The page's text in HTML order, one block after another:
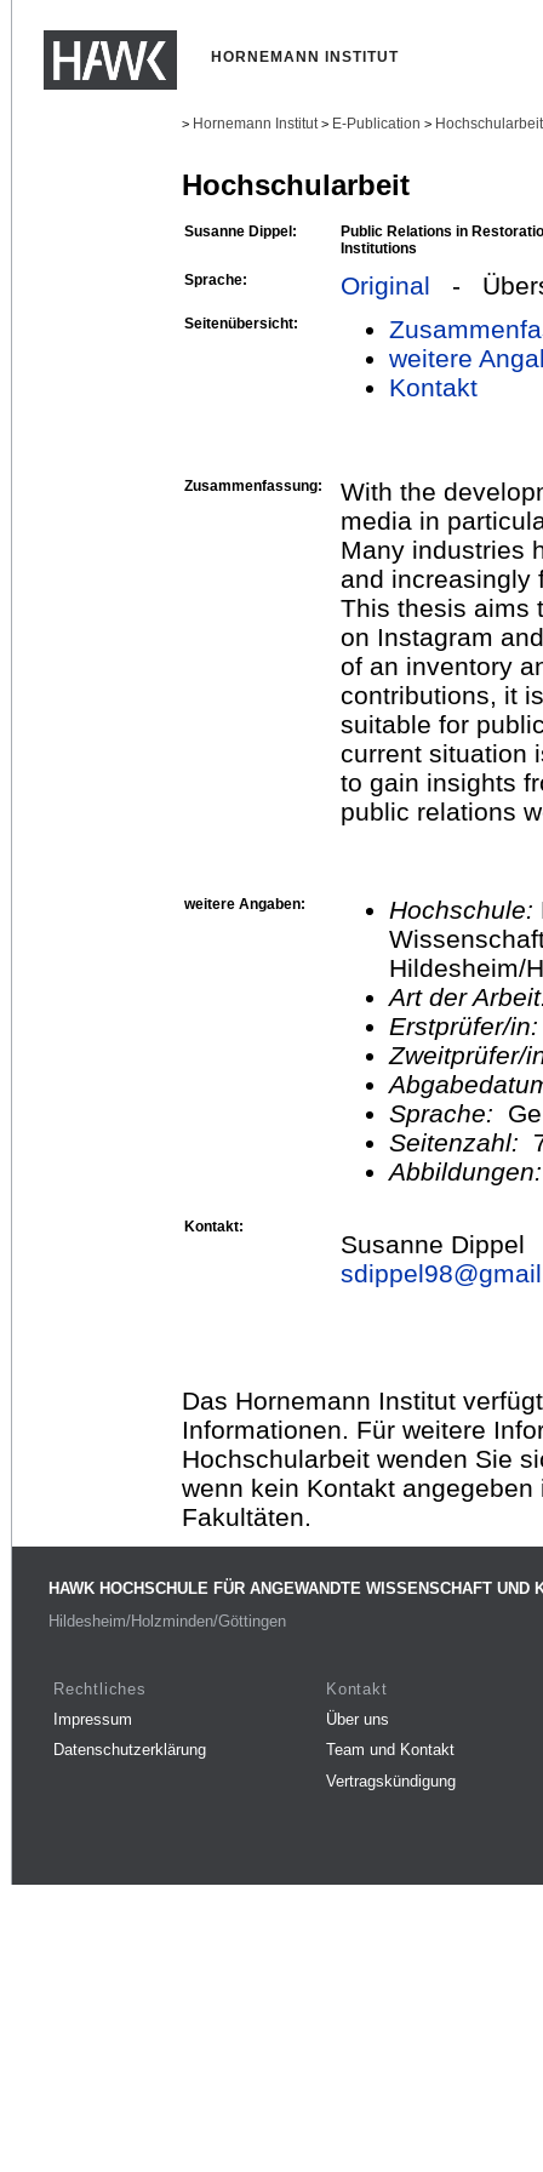
HORNEMANN INSTITUT
> Hornemann Institut > E-Publication >
Hochschularbeit
Susanne Dippel:
Public Relations in
Institutions
Sprache:
Original -
Seitenübersicht:
weitere
Kontakt
Zusammenfassung:
With the
media in
Many industries
and increasingly
This thesis aims
on Instagram
of an inventory
contributions, it
suitable for
current situation
to gain insights
public relations
weitere Angaben: Hochschule:
Hildesheim/
Art der
Erstprüfer/
Sprache:
Seitenzahl:
Kontakt:
Susanne Dippel
sdippel98@
Das Hornemann Institut
Informationen. Für weitere
Hochschularbeit wenden Sie
wenn kein Kontakt
Fakultäten.
HAWK HOCHSCHULE FÜR ANGEWANDTE WISSENSCHAFT UND
Hildesheim/Holzminden/Göttingen
Rechtliches
Impressum
Datenschutzerklärung
Kontakt
Über uns
Team und Kontakt
Vertragskündigung